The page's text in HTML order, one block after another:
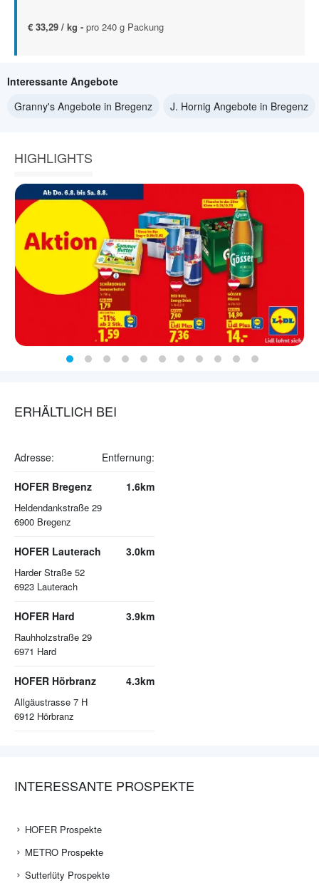
€ 33,29 / kg - pro 240 g Packung
Interessante Angebote
Granny's Angebote in Bregenz
J. Hornig Angebote in Bregenz
HIGHLIGHTS
ERHÄLTLICH BEI
Adresse: Entfernung:
HOFER Bregenz
Heldendankstraße 29
6900 Bregenz
1.6km
HOFER Lauterach
Harder Straße 52
6923 Lauterach
3.0km
HOFER Hard
Rauhholzstraße 29
6971 Hard
3.9km
HOFER Hörbranz
Allgäustrasse 7 H
6912 Hörbranz
4.3km
INTERESSANTE PROSPEKTE
HOFER Prospekte
METRO Prospekte
Sutterlüty Prospekte